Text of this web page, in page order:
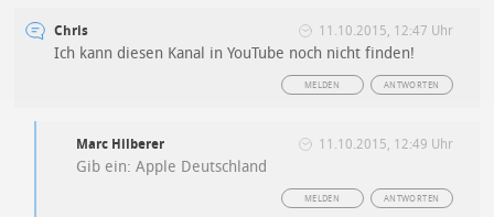
Chris 11.10.2015, 12:47 Uhr
Ich kann diesen Kanal in YouTube noch nicht finden!
ANTWORTEN
MELDEN
Marc Hilberer 11.10.2015, 12:49 Uhr
Gib ein: Apple Deutschland
ANTWORTEN
MELDEN